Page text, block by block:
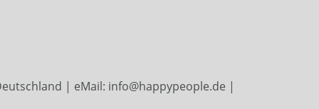
| eMail: info@happypeople.de |